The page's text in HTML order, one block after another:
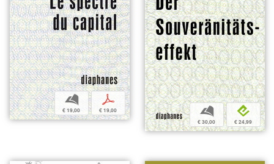
b
€ 19,00
p
€ 19,00 b
€ 30,00
e
€ 24,99